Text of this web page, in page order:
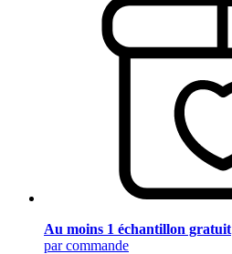
Au moins 1 échantillon gratuit
par commande